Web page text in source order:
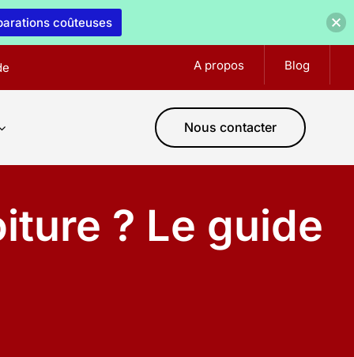
A propos Blog
Nous contacter
? Le guide
coûteuses